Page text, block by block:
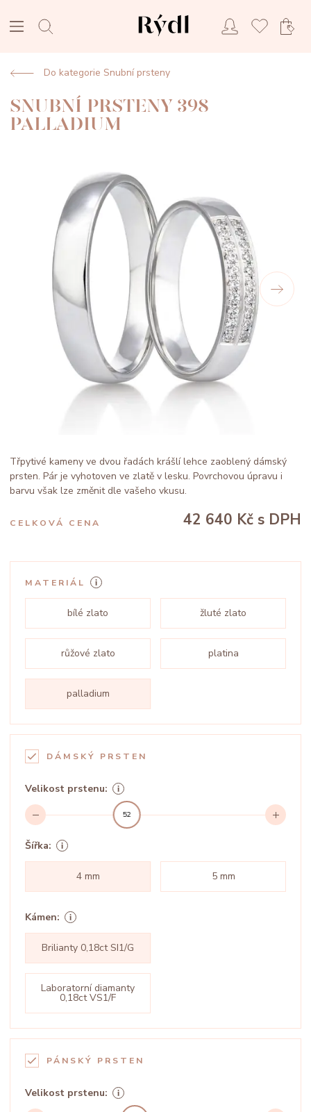
Do kategorie Snubní prsteny
SNUBNÍ PRSTENY 398
PALLADIUM
Třpytivé kameny ve dvou řadách krášlí lehce zaoblený dámský
prsten. Pár je vyhotoven ve zlatě v lesku. Povrchovou úpravu i
barvu však lze změnit dle vašeho vkusu.
CELKOVÁ CENA 42 640 Kč s DPH
MATERIÁL
bílé zlato žluté zlato
růžové zlato platina
palladium
DÁMSKÝ PRSTEN
Velikost prstenu:
52
Šířka:
4 mm 5 mm
Kámen:
Brilianty 0,18ct SI1/G
Laboratorní diamanty
0,18ct VS1/F
PÁNSKÝ PRSTEN
Velikost prstenu: